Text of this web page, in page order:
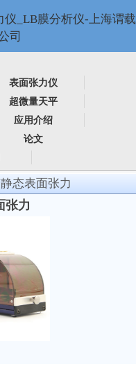
表面张力仪
超微量天平
应用介绍
论文
态表面张力
张力